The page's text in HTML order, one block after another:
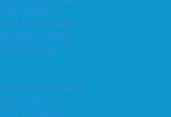
Vår-konrad
KM Hurtigsjakk
Høstturneringen
Høst-konrad
Klubbmesterskapet
Vår-konrad
KM i lynsjakk